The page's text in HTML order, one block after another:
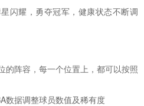
闪耀，勇夺冠军，健康状态不断调
的阵容，每一个位置上，都可以按照
数据调整球员数值及稀有度